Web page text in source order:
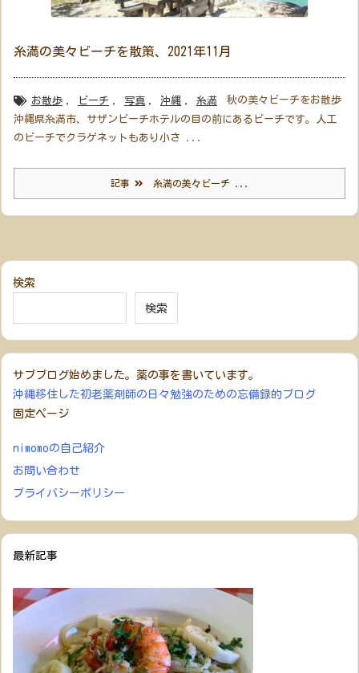
糸満の美々ビーチを散策、2021年11月
お散歩 , ビーチ , 写真 , 沖縄 , 糸満
秋の美々ビーチをお散歩
沖縄県糸満市、サザンビーチホテルの目の前にあるビーチです。人工
のビーチでクラゲネットもあり小さ ...
記事 糸満の美々ビーチ ...
検索
検索
サブブログ始めました。薬の事を書いています。
沖縄移住した初老薬剤師の日々勉強のための忘備録的ブログ
固定ページ
nimomoの自己紹介
お問い合わせ
プライバシーポリシー
最新記事